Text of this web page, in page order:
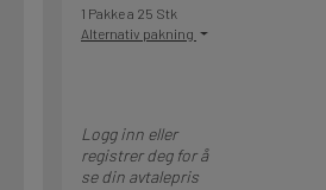
1 Pakke a 25 Stk
Alternativ pakning
Logg inn eller
registrer deg for å
se din avtalepris